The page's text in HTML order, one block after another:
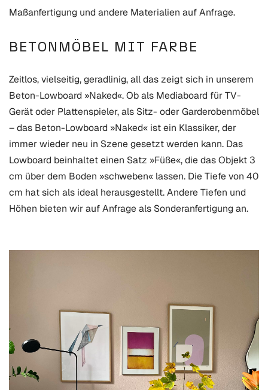
Maßanfertigung und andere Materialien auf Anfrage.
BETONMÖBEL MIT FARBE
Zeitlos, vielseitig, geradlinig, all das zeigt sich in unserem
Beton-Lowboard »Naked«. Ob als Mediaboard für TV-
Gerät oder Plattenspieler, als Sitz- oder Garderobenmöbel
– das Beton-Lowboard »Naked« ist ein Klassiker, der
immer wieder neu in Szene gesetzt werden kann. Das
Lowboard beinhaltet einen Satz »Füße«, die das Objekt 3
cm über dem Boden »schweben« lassen. Die Tiefe von 40
cm hat sich als ideal herausgestellt. Andere Tiefen und
Höhen bieten wir auf Anfrage als Sonderanfertigung an.